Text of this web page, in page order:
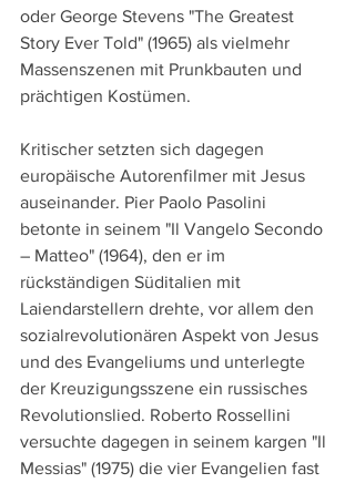
oder George Stevens "The Greatest
Story Ever Told" (1965) als vielmehr
Massenszenen mit Prunkbauten und
prächtigen Kostümen.
Kritischer setzten sich dagegen
europäische Autorenfilmer mit Jesus
auseinander. Pier Paolo Pasolini
betonte in seinem "Il Vangelo Secondo
– Matteo" (1964), den er im
rückständigen Süditalien mit
Laiendarstellern drehte, vor allem den
sozialrevolutionären Aspekt von Jesus
und des Evangeliums und unterlegte
der Kreuzigungsszene ein russisches
Revolutionslied. Roberto Rossellini
versuchte dagegen in seinem kargen "Il
Messias" (1975) die vier Evangelien fast